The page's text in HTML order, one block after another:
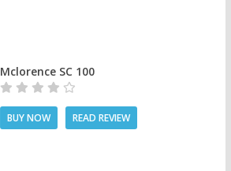
Mclorence SC 100
BUY NOW READ REVIEW